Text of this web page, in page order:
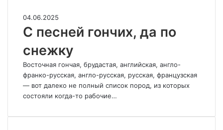
С
песней
гончих,
да
снежку
04.06.2025
С песней гончих, да по
снежку
Восточная гончая, брудастая, английская, англо-
франко-русская, англо-русская, русская, французская
— вот далеко не полный список пород, из которых
состояли когда-то рабочие…